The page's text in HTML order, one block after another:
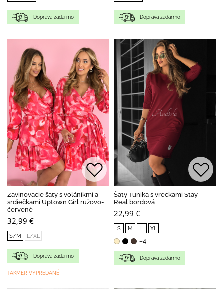
Doprava zadarmo Doprava zadarmo
Zavinovacie šaty s volánikmi a
srdiečkami Uptown Girl ružovo-
červené
32,99 €
S/M L/XL
Doprava zadarmo
TAKMER VYPREDANÉ
Šaty Tunika s vreckami Stay
Real bordová
22,99 €
S M L XL
+4
Doprava zadarmo